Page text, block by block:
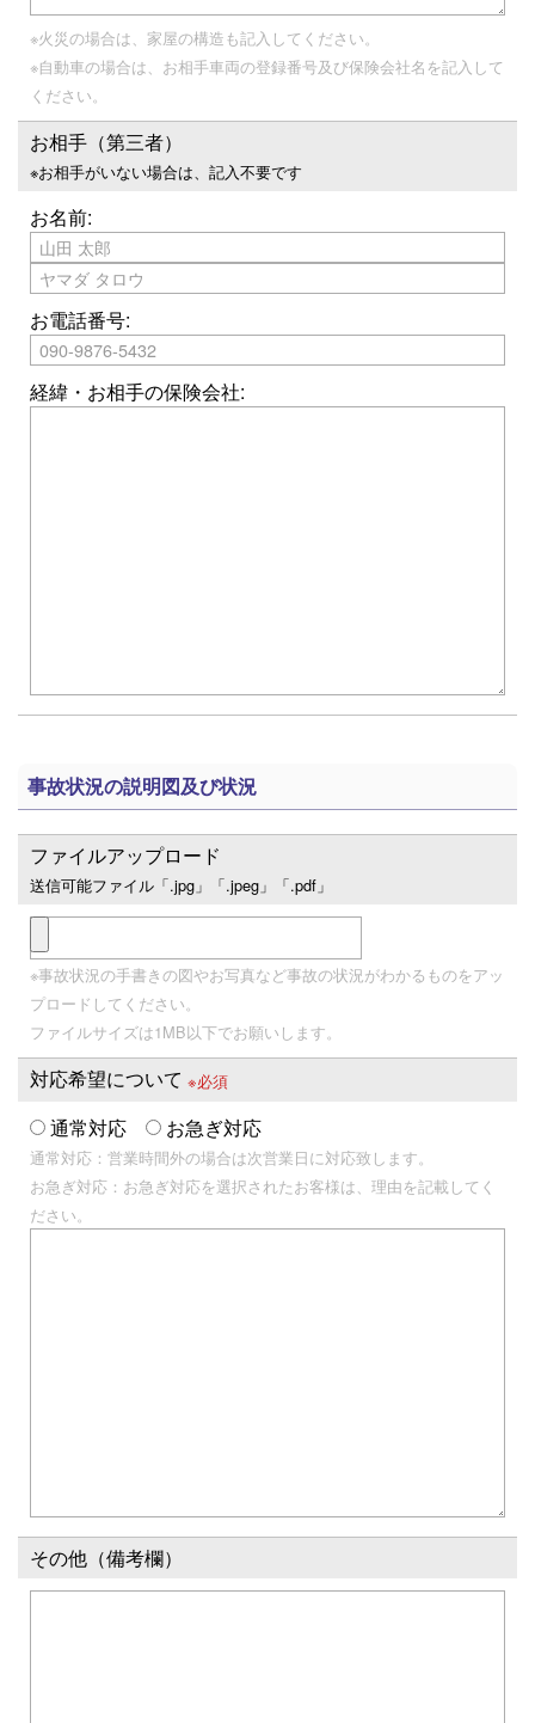
※火災の場合は、家屋の構造も記入してください。
※自動車の場合は、お相手車両の登録番号及び保険会社名を記入して
ください。
お相手（第三者）
※お相手がいない場合は、記入不要です
お名前:
お電話番号:
経緯・お相手の保険会社:
事故状況の説明図及び状況
ファイルアップロード
送信可能ファイル「.jpg」「.jpeg」「.pdf」
※事故状況の手書きの図やお写真など事故の状況がわかるものをアッ
プロードしてください。
ファイルサイズは1MB以下でお願いします。
対応希望について ※必須
通常対応 お急ぎ対応
通常対応：営業時間外の場合は次営業日に対応致します。
お急ぎ対応：お急ぎ対応を選択されたお客様は、理由を記載してく
ださい。
その他（備考欄）